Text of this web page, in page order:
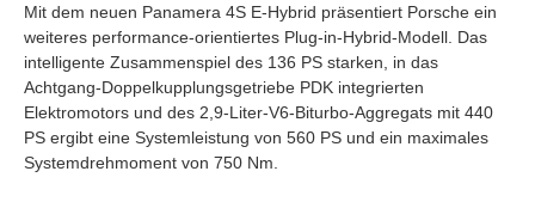
Mit dem neuen Panamera 4S E-Hybrid präsentiert Porsche ein
weiteres performance-orientiertes Plug-in-Hybrid-Modell. Das
intelligente Zusammenspiel des 136 PS starken, in das
Achtgang-Doppelkupplungsgetriebe PDK integrierten
Elektromotors und des 2,9-Liter-V6-Biturbo-Aggregats mit 440
PS ergibt eine Systemleistung von 560 PS und ein maximales
Systemdrehmoment von 750 Nm.